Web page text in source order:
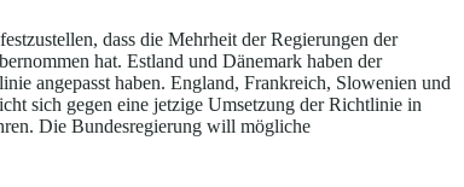
dass die Mehrheit der Regierungen der
hat. Estland und Dänemark haben der
angepasst haben. England, Frankreich, Slowenien und
sich gegen eine jetzige Umsetzung der Richtlinie in
Die Bundesregierung will mögliche